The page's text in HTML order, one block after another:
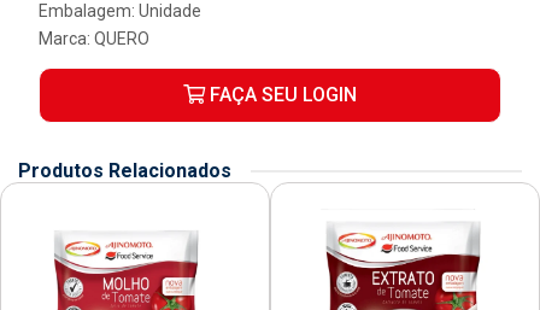
Embalagem: Unidade
Marca: QUERO
FAÇA SEU LOGIN
Produtos Relacionados